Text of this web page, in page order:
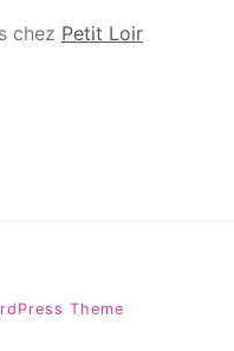
chez Petit Loir
Theme